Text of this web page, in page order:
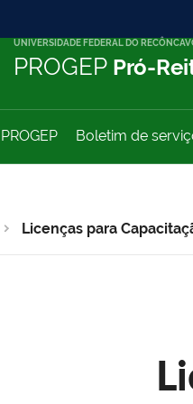
UNIVERSIDADE FEDERAL DO
PROGEP Pró-
Boletim de
Licenças para